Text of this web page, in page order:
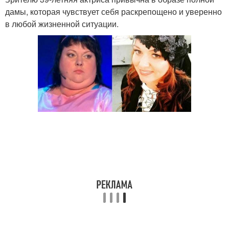
дамы, которая чувствует себя раскрепощено и уверенно
в любой жизненной ситуации.